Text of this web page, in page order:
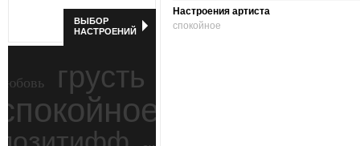
ВЫБОР
НАСТРОЕНИЙ
грусть
Настроения артиста
спокойное